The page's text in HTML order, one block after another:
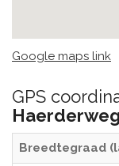
Google maps link
GPS
Breedtegraad